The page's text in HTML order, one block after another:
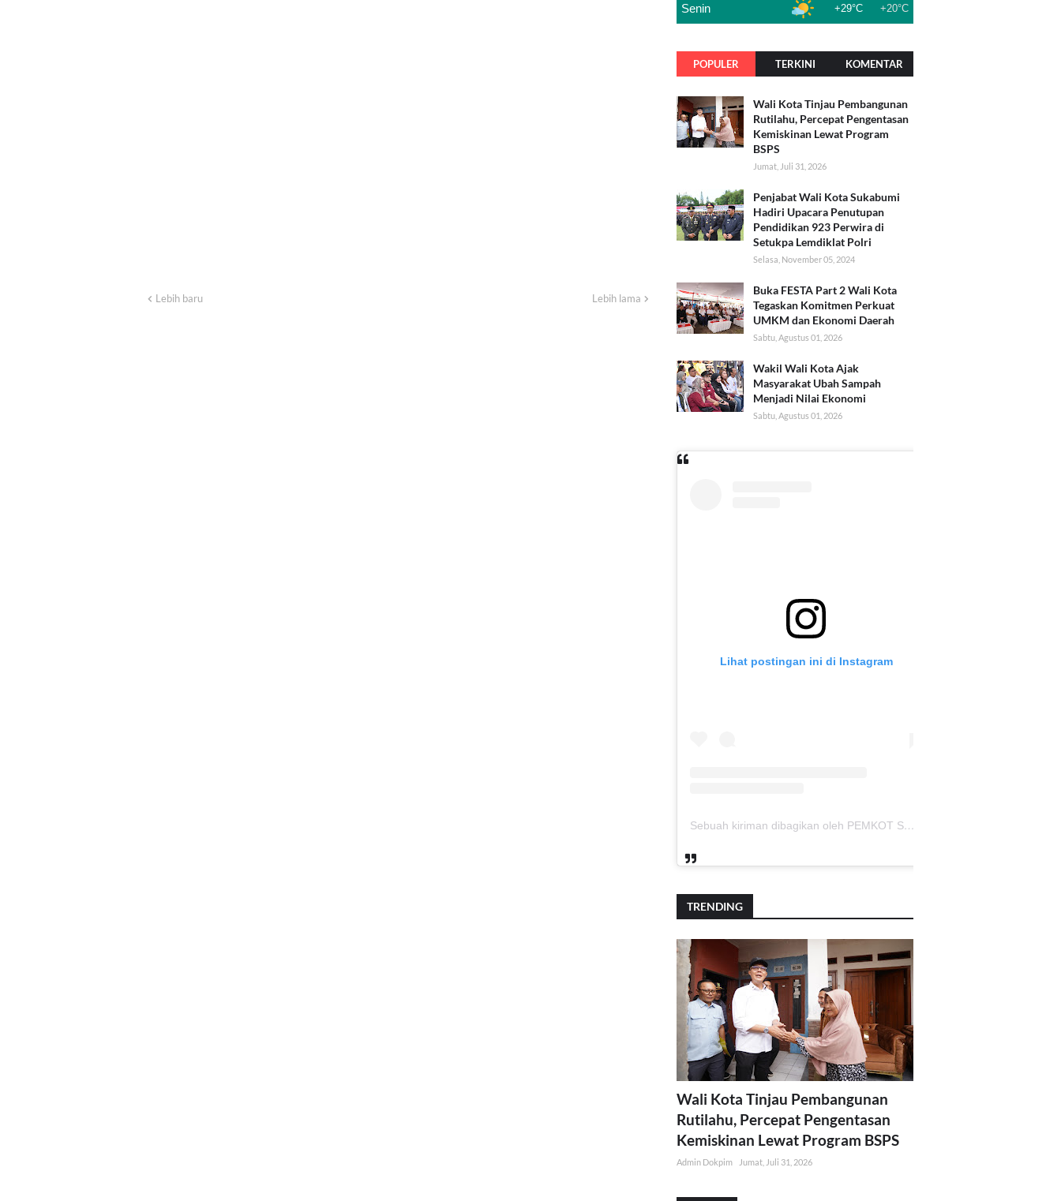
Lebih baru Lebih lama
Senin +29°C +20°C
POPULER TERKINI KOMENTAR
Wali Kota Tinjau Pembangunan
Rutilahu, Percepat Pengentasan
Kemiskinan Lewat Program
BSPS
Jumat, Juli 31, 2026
Penjabat Wali Kota Sukabumi
Hadiri Upacara Penutupan
Pendidikan 923 Perwira di
Setukpa Lemdiklat Polri
Selasa, November 05, 2024
Buka FESTA Part 2 Wali Kota
Tegaskan Komitmen Perkuat
UMKM dan Ekonomi Daerah
Sabtu, Agustus 01, 2026
Wakil Wali Kota Ajak
Masyarakat Ubah Sampah
Menjadi Nilai Ekonomi
Sabtu, Agustus 01, 2026
Lihat postingan ini di Instagram
Sebuah kiriman dibagikan oleh PEMKOT SUKABUMI (@pemkotsukabumi_)
TRENDING
Wali Kota Tinjau Pembangunan
Rutilahu, Percepat Pengentasan
Kemiskinan Lewat Program BSPS
Admin Dokpim Jumat, Juli 31, 2026